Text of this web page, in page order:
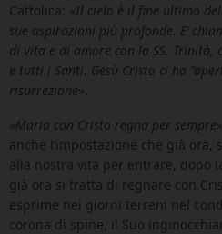
Cattolica: «Il cielo è il fine ultimo
sue aspirazioni più profonde. E’
di vita e di amore con la SS.
e tutti i Santi Gesù Cristo ci ha
risurrezione».
«Maria con Cristo regna per sempre
anche l’impostazione che già
alla nostra vita per entrare, dopo
già ora si tratta di regnare con
esprime nei giorni terreni nel
corona di spine, il Suo